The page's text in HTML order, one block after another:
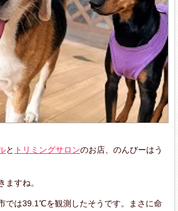
と トリミングサロンのお店、のんびーはう
ますね。
では39.1℃を観測したそうです。まさに命